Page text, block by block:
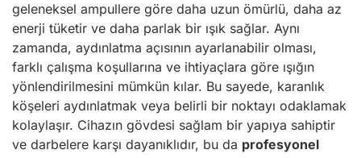
geleneksel ampullere göre daha uzun ömürlü, daha az
enerji tüketir ve daha parlak bir ışık sağlar. Aynı
zamanda, aydınlatma açısının ayarlanabilir olması,
farklı çalışma koşullarına ve ihtiyaçlara göre ışığın
yönlendirilmesini mümkün kılar. Bu sayede, karanlık
köşeleri aydınlatmak veya belirli bir noktayı odaklamak
kolaylaşır. Cihazın gövdesi sağlam bir yapıya sahiptir
ve darbelere karşı dayanıklıdır, bu da profesyonel